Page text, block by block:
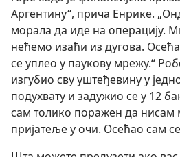
Аргентину“, прича Енрике.
морала да иде на операцију.
нећемо изаћи из дугова.
се уплео у паукову мрежу.“
изгубио сву уштеђевину у
подухвату и задужио се у 12
сам толико поражен да нисам
пријатеље у очи. Осећао сам